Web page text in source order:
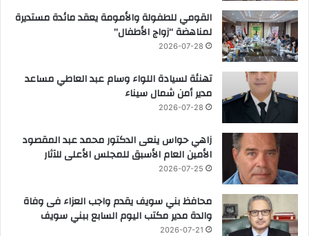
القومي للطفولة والأمومة يعقد مائدة مستديرة
لمناهضة “زواج الأطفال”
2026-07-28
تهنئة لسيادة اللواء وسام عبد العاطي مساعد
مدير أمن شمال سيناء
2026-07-28
زاهي حواس ينعى الدكتور محمد عبد المقصود
الأمين العام الأسبق للمجلس الأعلى للآثار
2026-07-25
محافظ بني سويف يقدم واجب العزاء فى وفاة
والدة مدير مكتب اليوم السابع ببني سويف
2026-07-21